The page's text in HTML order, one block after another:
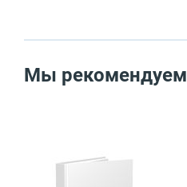
Мы рекомендуем